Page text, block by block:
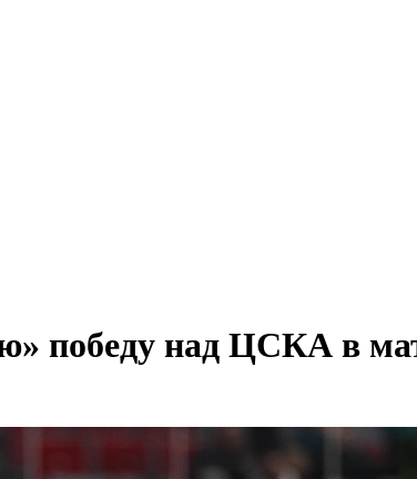
победу над ЦСКА в